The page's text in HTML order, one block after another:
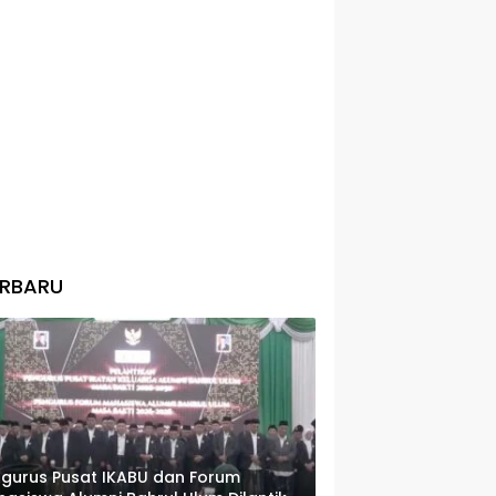
Pusat IKABU dan Forum